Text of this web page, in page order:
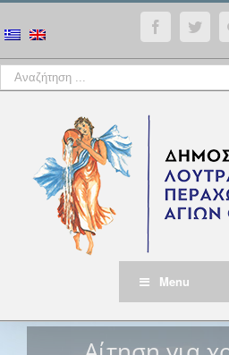
Facebook
Menu